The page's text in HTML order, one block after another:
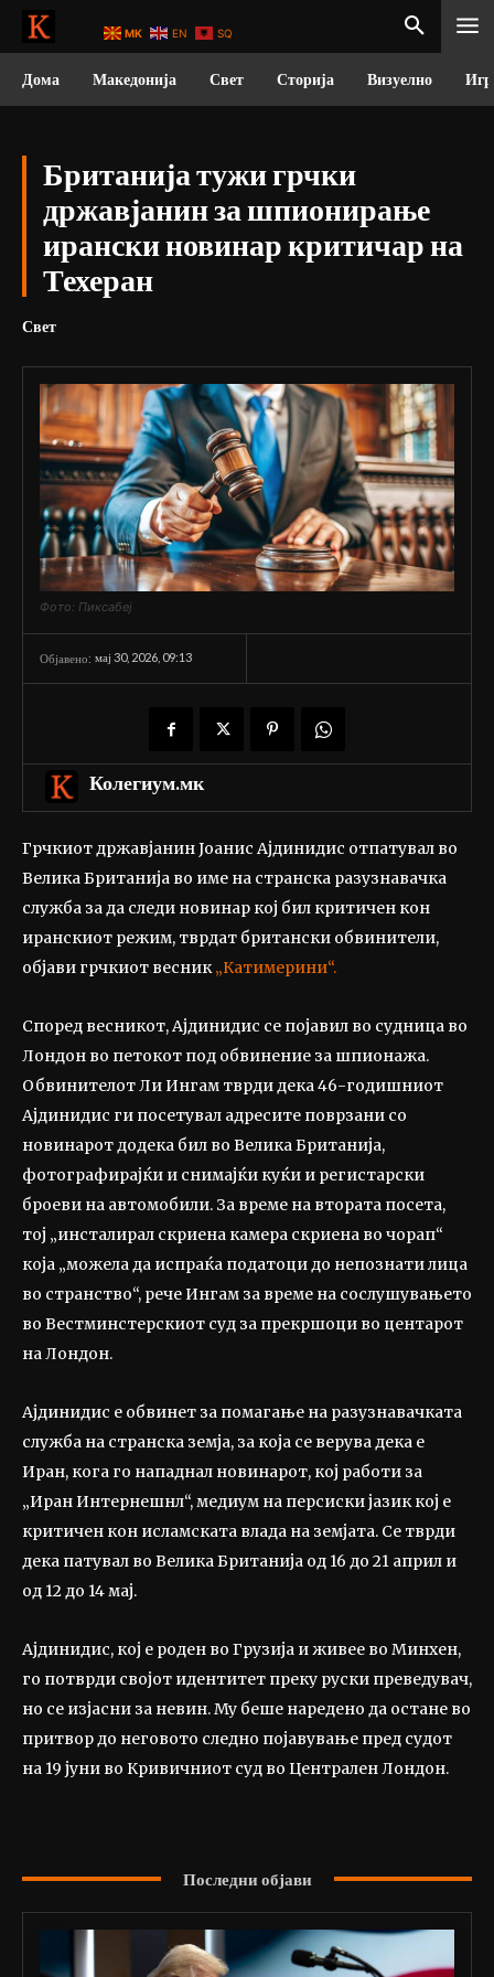
Дома Македонија Свет Сторија Визуелно
Британија тужи грчки
државјанин за шпионирање
ирански новинар критичар на
Техеран
Свет
Фото: Пиксабеј
Објавено: мај 30, 2026, 09:13
Колегиум.мк
Грчкиот државјанин Јоанис Ајдинидис отпатувал во
Велика Британија во име на странска разузнавачка
служба за да следи новинар кој бил критичен кон
иранскиот режим, тврдат британски обвинители,
објави грчкиот весник„Катимерини“.
Според весникот, Ајдинидис се појавил во судница во
Лондон во петокот под обвинение за шпионажа.
Обвинителот Ли Ингам тврди дека 46-годишниот
Ајдинидис ги посетувал адресите поврзани со
новинарот додека бил во Велика Британија,
фотографирајќи и снимајќи куќи и регистарски
броеви на автомобили. За време на втората посета,
тој „инсталирал скриена камера скриена во чорап“
која „можела да испраќа податоци до непознати лица
во странство“, рече Ингам за време на сослушувањето
во Вестминстерскиот суд за прекршоци во центарот
на Лондон.
Ајдинидис е обвинет за помагање на разузнавачката
служба на странска земја, за која се верува дека е
Иран, кога го нападнал новинарот, кој работи за
„Иран Интернешнл“, медиум на персиски јазик кој е
критичен кон исламската влада на земјата. Се тврди
дека патувал во Велика Британија од 16 до 21 април и
од 12 до 14 мај.
Ајдинидис, кој е роден во Грузија и живее во Минхен,
го потврди својот идентитет преку руски преведувач,
но се изјасни за невин. Му беше наредено да остане во
притвор до неговото следно појавување пред судот
на 19 јуни во Кривичниот суд во Централен Лондон.
Последни објави
MK EN SQ